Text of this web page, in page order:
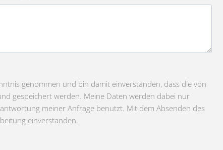
Adresse
genommen und bin damit einverstanden, dass die von
gespeichert werden. Meine Daten werden dabei nur
meiner Anfrage benutzt. Mit dem Absenden des
einverstanden.